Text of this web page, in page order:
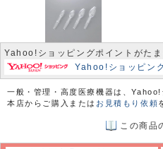
Yahoo!ショッピングポイントがたま
Yahoo!ショッピン
一般・管理・高度医療機器は、
本店からご購入または お見積もり依頼
この商品